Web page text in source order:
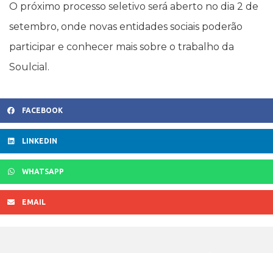
O próximo processo seletivo será aberto no dia 2 de
setembro, onde novas entidades sociais poderão
participar e conhecer mais sobre o trabalho da
Soulcial.
FACEBOOK
LINKEDIN
WHATSAPP
EMAIL